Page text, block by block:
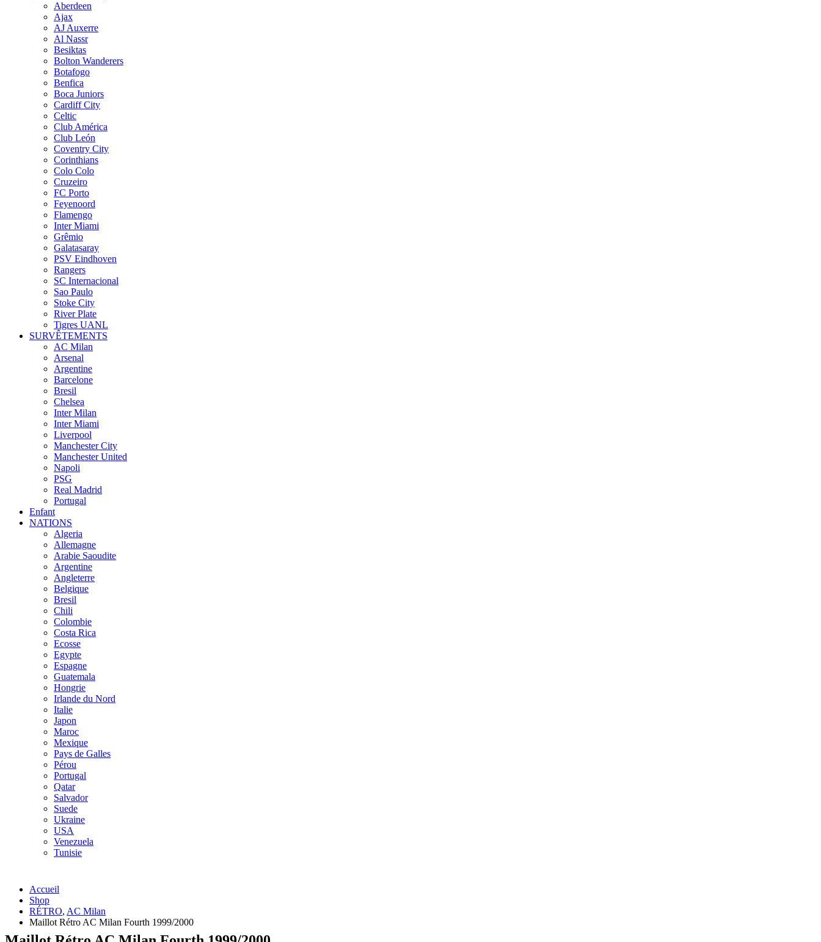
Aberdeen
Ajax
AJ Auxerre
Al Nassr
Besiktas
Bolton Wanderers
Botafogo
Benfica
Boca Juniors
Cardiff City
Celtic
Club América
Club León
Coventry City
Corinthians
Colo Colo
Cruzeiro
FC Porto
Feyenoord
Flamengo
Inter Miami
Grêmio
Galatasaray
PSV Eindhoven
Rangers
SC Internacional
Sao Paulo
Stoke City
River Plate
Tigres UANL
SURVÊTEMENTS
AC Milan
Arsenal
Argentine
Barcelone
Bresil
Chelsea
Inter Milan
Inter Miami
Liverpool
Manchester City
Manchester United
Napoli
PSG
Real Madrid
Portugal
Enfant
NATIONS
Algeria
Allemagne
Arabie Saoudite
Argentine
Angleterre
Belgique
Bresil
Chili
Colombie
Costa Rica
Ecosse
Egypte
Espagne
Guatemala
Hongrie
Irlande du Nord
Italie
Japon
Maroc
Mexique
Pays de Galles
Pérou
Portugal
Qatar
Salvador
Suede
Ukraine
USA
Venezuela
Tunisie
Accueil
Shop
RÉTRO, AC Milan
Maillot Rétro AC Milan Fourth 1999/2000